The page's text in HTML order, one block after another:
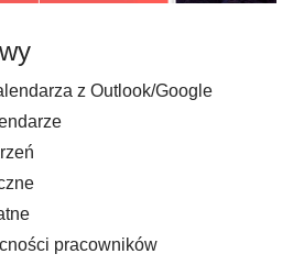
z Outlook/Google
pracowników